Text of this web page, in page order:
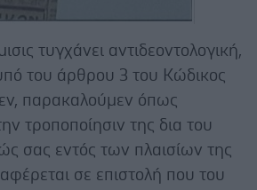
τυγχάνει αντιδεοντολογική,
του άρθρου 3 του Κώδικος
παρακαλούμεν όπως
τροποποίησιν της δια του
σας εντός των πλαισίων της
σε επιστολή που του